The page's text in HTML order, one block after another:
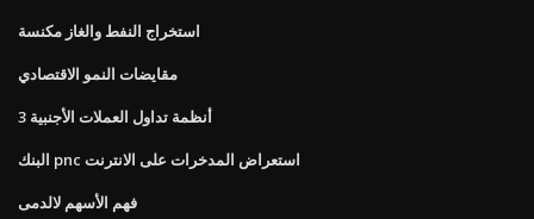
استخراج النفط والغاز مكنسة
مقايضات النمو الاقتصادي
3 أنظمة تداول العملات الأجنبية
البنك pnc استعراض المدخرات على الانترنت
فهم الأسهم لالدمى